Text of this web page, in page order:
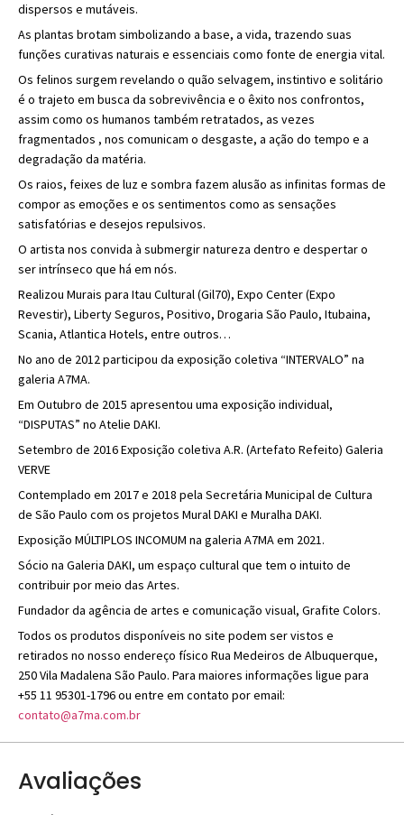
dispersos e mutáveis.
As plantas brotam simbolizando a base, a vida, trazendo suas
funções curativas naturais e essenciais como fonte de energia vital.
Os felinos surgem revelando o quão selvagem, instintivo e solitário
é o trajeto em busca da sobrevivência e o êxito nos confrontos,
assim como os humanos também retratados, as vezes
fragmentados , nos comunicam o desgaste, a ação do tempo e a
degradação da matéria.
Os raios, feixes de luz e sombra fazem alusão as infinitas formas de
compor as emoções e os sentimentos como as sensações
satisfatórias e desejos repulsivos.
O artista nos convida à submergir natureza dentro e despertar o
ser intrínseco que há em nós.
Realizou Murais para Itau Cultural (Gil70), Expo Center (Expo
Revestir), Liberty Seguros, Positivo, Drogaria São Paulo, Itubaina,
Scania, Atlantica Hotels, entre outros…
No ano de 2012 participou da exposição coletiva “INTERVALO” na
galeria A7MA.
Em Outubro de 2015 apresentou uma exposição individual,
“DISPUTAS” no Atelie DAKI.
Setembro de 2016 Exposição coletiva A.R. (Artefato Refeito) Galeria
VERVE
Contemplado em 2017 e 2018 pela Secretária Municipal de Cultura
de São Paulo com os projetos Mural DAKI e Muralha DAKI.
Exposição MÚLTIPLOS INCOMUM na galeria A7MA em 2021.
Sócio na Galeria DAKI, um espaço cultural que tem o intuito de
contribuir por meio das Artes.
Fundador da agência de artes e comunicação visual, Grafite Colors.
Todos os produtos disponíveis no site podem ser vistos e
retirados no nosso endereço físico Rua Medeiros de Albuquerque,
250 Vila Madalena São Paulo. Para maiores informações ligue para
+55 11 95301-1796 ou entre em contato por email:
contato@a7ma.com.br
Avaliações